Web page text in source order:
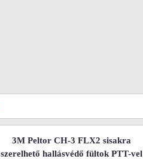
3M Peltor CH-3 FLX2 sisakra
szerelhető hallásvédő fültok PTT-vel